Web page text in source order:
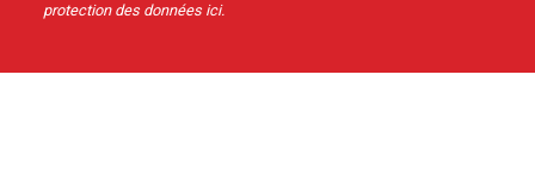
protection des données ici.